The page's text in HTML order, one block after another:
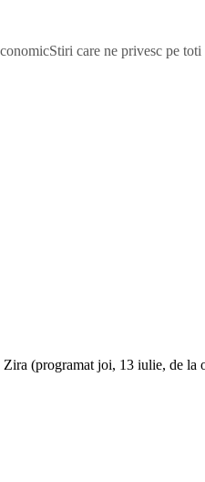
Stiri care ne privesc pe toti
(programat joi, 13 iulie, de la